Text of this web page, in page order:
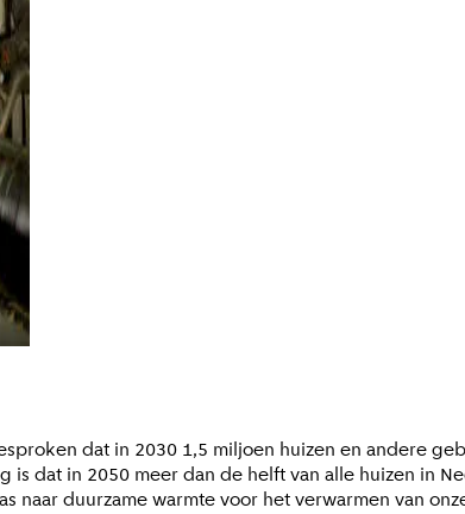
dat in 2030 1,5 miljoen huizen en andere
dat in 2050 meer dan de helft van alle huizen in
naar duurzame warmte voor het verwarmen van